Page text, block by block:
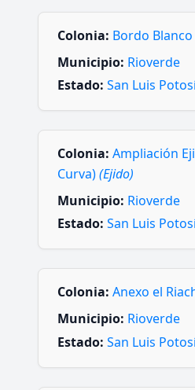
Colonia: Bordo Blanco
Municipio: Rioverde
Estado: San Luis
Colonia: Ampliación
Curva)(Ejido)
Municipio: Rioverde
Estado: San Luis
Colonia: Anexo el
Municipio: Rioverde
Estado: San Luis